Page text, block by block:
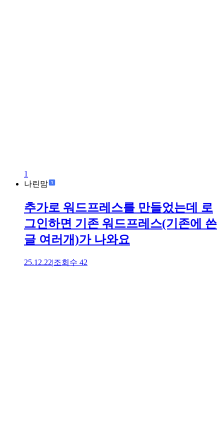
1
나린맘
추가로 워드프레스를 만들었는데 로
그인하면 기존 워드프레스(기존에 쓴
글 여러개)가 나와요
25.12.22|조회수 42